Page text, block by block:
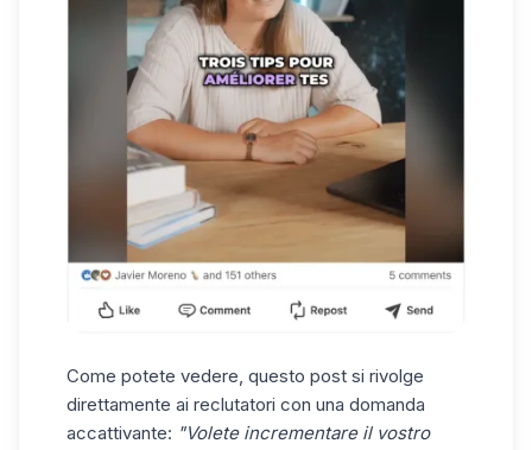
Come potete vedere, questo post si rivolge
direttamente ai reclutatori con una domanda
accattivante: "Volete incrementare il vostro